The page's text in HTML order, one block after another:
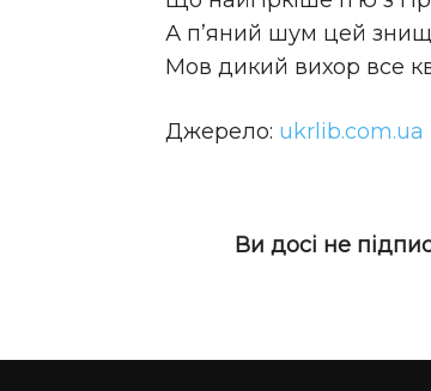
А п’яний шум цей
Мов дикий вихор все
Джерело: ukrlib.com.ua
Ви досі не